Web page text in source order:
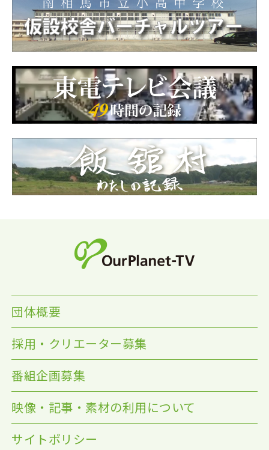
団体概要
採用・クリエーター募集
番組企画募集
映像・記事・素材の利用について
サイトポリシー